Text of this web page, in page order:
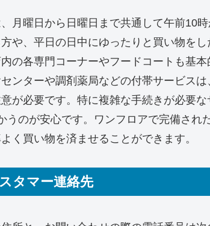
月曜日から日曜日まで共通して午前10
や、平日の日中にゆったりと買い物を
の各専門コーナーやフードコートも基
ンターや調剤薬局などの付帯サービス
が必要です。特に複雑な手続きが必要
うのが安心です。ワンフロアで完備され
く買い物を済ませることができます。
タマー連絡先